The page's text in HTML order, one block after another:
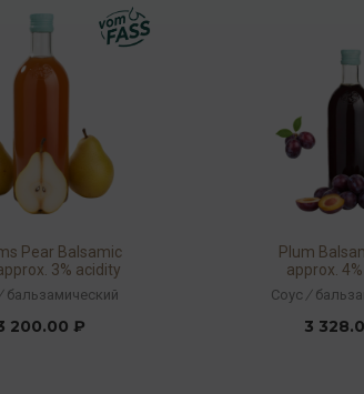
Pear Balsamic
3% acidity
бальзамический
200.00 ₽
Plum
approx.
Соус /
3